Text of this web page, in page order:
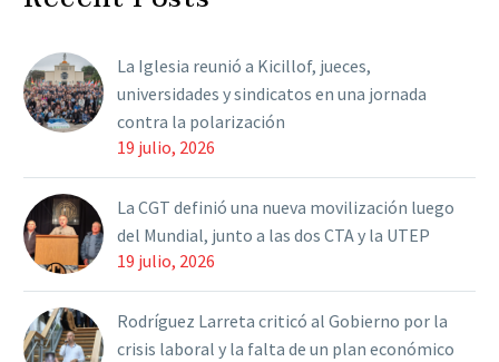
consulares se rigen por
un convención
internacional…
La Iglesia reunió a Kicillof, jueces,
universidades y sindicatos en una jornada
contra la polarización
19 julio, 2026
La CGT definió una nueva movilización luego
del Mundial, junto a las dos CTA y la UTEP
19 julio, 2026
Rodríguez Larreta criticó al Gobierno por la
crisis laboral y la falta de un plan económico